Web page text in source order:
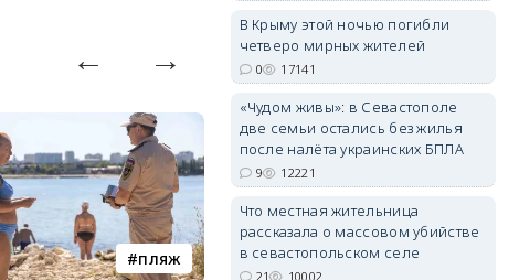
пляж туризм
erid: 2SDnjdvhGXG
В Крыму этой ночью погибли
четверо мирных жителей
0 17141
«Чудом живы»: в Севастополе
две семьи остались без жилья
после налёта украинских БПЛА
9 12221
Что местная жительница
рассказала о массовом убийстве
в севастопольском селе
21 10002